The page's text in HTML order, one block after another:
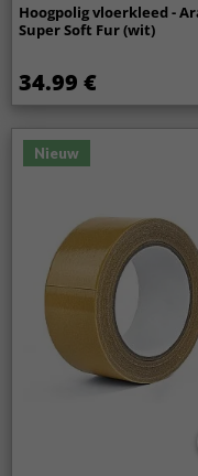
Hoogpolig vloerkleed -
Super Soft Fur (wit)
34.99 €
Nieuw